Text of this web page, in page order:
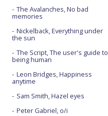
The Avalanches, No bad
memories
Nickelback, Everything under
the sun
The Script, The user's guide to
being human
Leon Bridges, Happiness
anytime
Sam Smith, Hazel eyes
Peter Gabriel, o/i